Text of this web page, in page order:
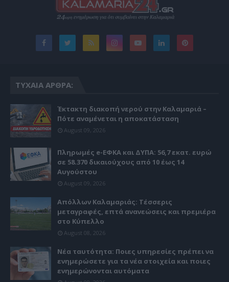
ΤΥΧΑΊΑ ΆΡΘΡΑ:
Έκτακτη διακοπή νερού στην Καλαμαριά –
Πότε αναμένεται η αποκατάσταση
August 09, 2026
Πληρωμές e-ΕΦΚΑ και ΔΥΠΑ: 56,7 εκατ. ευρώ
σε 58.370 δικαιούχους από 10 έως 14
Αυγούστου
August 09, 2026
Απόλλων Καλαμαριάς: Τέσσερις
μεταγραφές, επτά ανανεώσεις και πρεμιέρα
στο Κύπελλο
August 08, 2026
Νέα ταυτότητα: Ποιες υπηρεσίες πρέπει να
ενημερώσετε για τα νέα στοιχεία και ποιες
ενημερώνονται αυτόματα